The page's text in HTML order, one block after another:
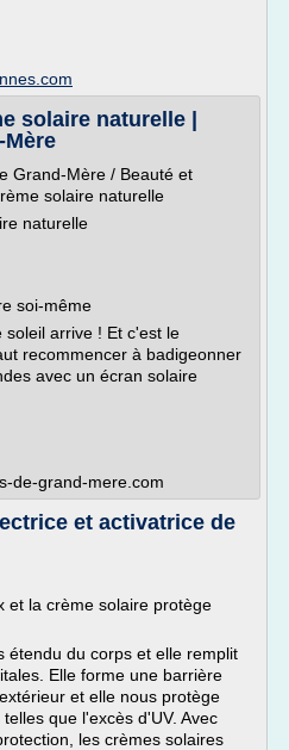
solaire naturelle |
Mère
Grand-Mère / Beauté et
solaire naturelle
naturelle
soi-même
arrive ! Et c'est le
recommencer à badigeonner
avec un écran solaire
de-grand-mere.com
et activatrice de
et la crème solaire protège
étendu du corps et elle remplit
Elle forme une barrière
et elle nous protège
que l'excès d'UV. Avec
les crèmes solaires